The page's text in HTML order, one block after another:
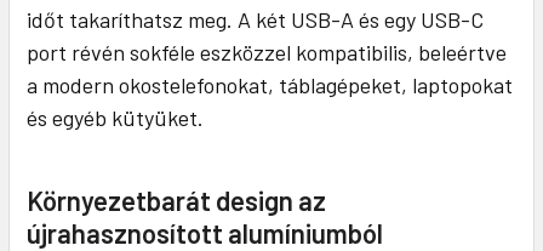
időt takaríthatsz meg. A két USB-A és egy USB-C
port révén sokféle eszközzel kompatibilis, beleértve
a modern okostelefonokat, táblagépeket, laptopokat
és egyéb kütyüket.
Környezetbarát design az
újrahasznosított alumíniumból